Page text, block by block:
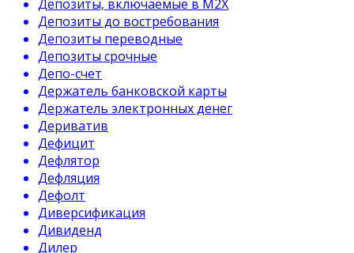
Депозиты, включаемые в М2Х
Депозиты до востребования
Депозиты переводные
Депозиты срочные
Депо-счет
Держатель банковской карты
Держатель электронных денег
Дериватив
Дефицит
Дефлятор
Дефляция
Дефолт
Диверсификация
Дивиденд
Дилер